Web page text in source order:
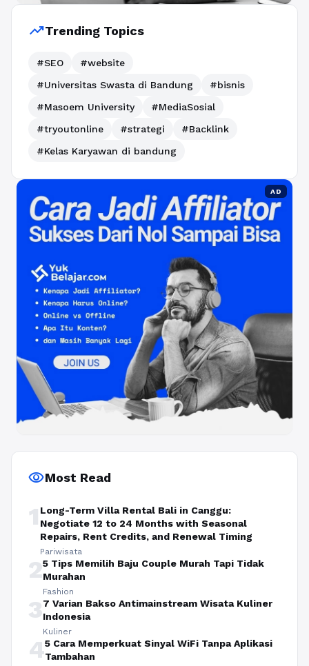
trending_upTrending Topics
#SEO
#website
#Universitas Swasta di Bandung
#bisnis
#Masoem University
#MediaSosial
#tryoutonline
#strategi
#Backlink
#Kelas Karyawan di bandung
AD
visibilityMost Read
1 Long-Term Villa Rental Bali in Canggu:
Negotiate 12 to 24 Months with Seasonal
Repairs, Rent Credits, and Renewal Timing
Pariwisata
25 Tips Memilih Baju Couple Murah Tapi Tidak
Murahan
Fashion
37 Varian Bakso Antimainstream Wisata Kuliner
Indonesia
Kuliner
45 Cara Memperkuat Sinyal WiFi Tanpa Aplikasi
Tambahan